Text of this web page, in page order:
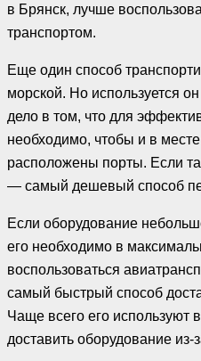
в Брянск, лучше
транспортом.
Еще один способ
морской. Но используется
дело в том, что для
необходимо, чтобы и в
расположены порты. Если
— самый дешевый способ
Если оборудование
его необходимо в
воспользоваться
самый быстрый способ
Чаще всего его используют
доставить оборудование из-